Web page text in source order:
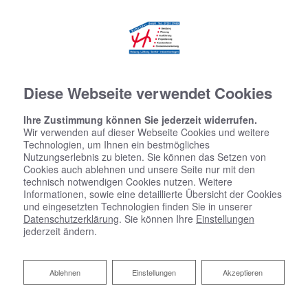
Diese Webseite verwendet Cookies
Ihre Zustimmung können Sie jederzeit widerrufen.
Wir verwenden auf dieser Webseite Cookies und weitere
Technologien, um Ihnen ein bestmögliches
Nutzungserlebnis zu bieten. Sie können das Setzen von
Cookies auch ablehnen und unsere Seite nur mit den
technisch notwendigen Cookies nutzen. Weitere
Informationen, sowie eine detaillierte Übersicht der Cookies
und eingesetzten Technologien finden Sie in unserer
Datenschutzerklärung. Sie können Ihre Einstellungen
jederzeit ändern.
Akzeptieren
Einstellungen
Ablehnen
Ablehnen